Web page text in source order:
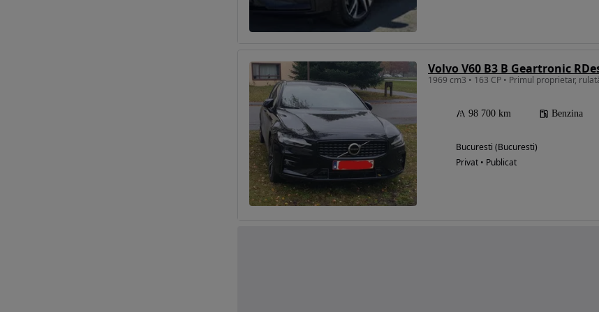
Volvo V60 B3 B Geartronic
1969 cm3 • 163 CP • Primul proprietar,
98 700 km Benzina
Bucuresti (Bucuresti)
Privat • Publicat